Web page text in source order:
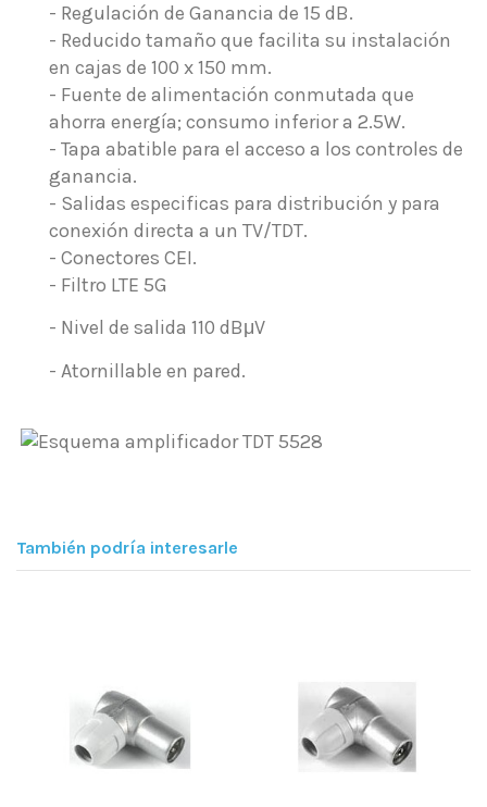
- Regulación de Ganancia de 15 dB.
- Reducido tamaño que facilita su instalación
en cajas de 100 x 150 mm.
- Fuente de alimentación conmutada que
ahorra energía; consumo inferior a 2.5W.
- Tapa abatible para el acceso a los controles de
ganancia.
- Salidas especificas para distribución y para
conexión directa a un TV/TDT.
- Conectores CEI.
- Filtro LTE 5G
- Nivel de salida 110 dBμV
- Atornillable en pared.
También podría interesarle